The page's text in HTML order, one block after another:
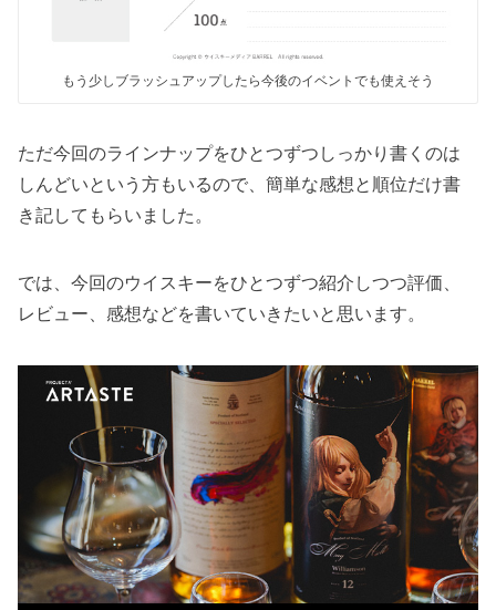
もう少しブラッシュアップしたら今後のイベントでも使えそう
ただ今回のラインナップをひとつずつしっかり書くのは
しんどいという方もいるので、簡単な感想と順位だけ書
き記してもらいました。
では、今回のウイスキーをひとつずつ紹介しつつ評価、
レビュー、感想などを書いていきたいと思います。